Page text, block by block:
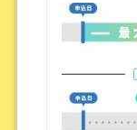
メールアドレス